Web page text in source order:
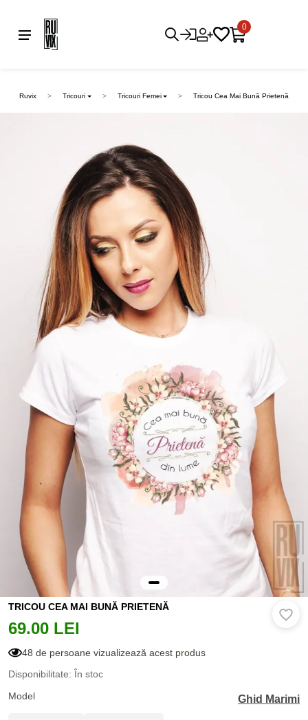
0
Ruvix Tricouri Tricouri Femei Tricou Cea Mai Bună Prietenă
TRICOU CEA MAI BUNĂ PRIETENĂ
69.00 LEI
48 de persoane vizualizează acest produs
Disponibilitate: În stoc
Model
Ghid Marimi